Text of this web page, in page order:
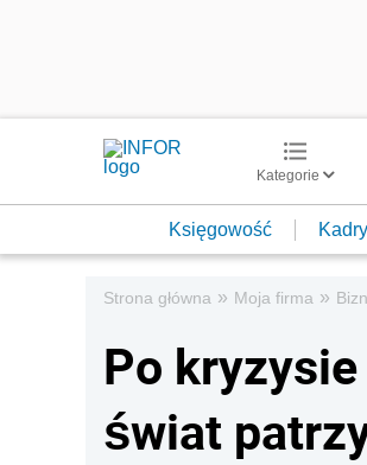
Kategorie
Księgowość Kadry
Strona główna » Moja firma »
Po
świat